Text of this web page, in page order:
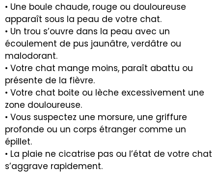
• Une boule chaude, rouge ou douloureuse
apparaît sous la peau de votre chat.
• Un trou s’ouvre dans la peau avec un
écoulement de pus jaunâtre, verdâtre ou
malodorant.
• Votre chat mange moins, paraît abattu ou
présente de la fièvre.
• Votre chat boite ou lèche excessivement une
zone douloureuse.
• Vous suspectez une morsure, une griffure
profonde ou un corps étranger comme un
épillet.
• La plaie ne cicatrise pas ou l’état de votre chat
s’aggrave rapidement.